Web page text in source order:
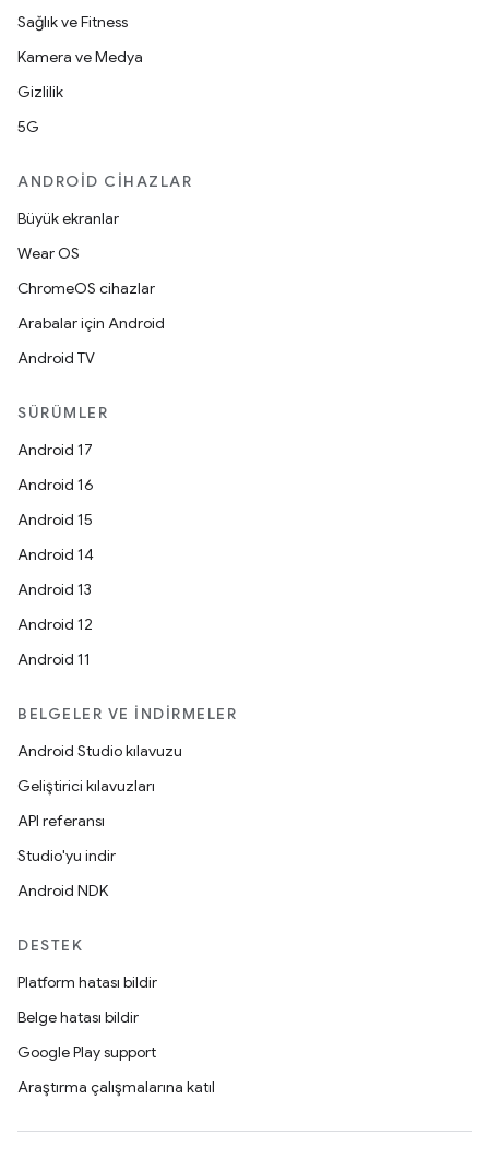
Sağlık ve Fitness
Kamera ve Medya
Gizlilik
5G
ANDROID CIHAZLAR
Büyük ekranlar
Wear OS
ChromeOS cihazlar
Arabalar için Android
Android TV
SÜRÜMLER
Android 17
Android 16
Android 15
Android 14
Android 13
Android 12
Android 11
BELGELER VE İNDIRMELER
Android Studio kılavuzu
Geliştirici kılavuzları
API referansı
Studio'yu indir
Android NDK
DESTEK
Platform hatası bildir
Belge hatası bildir
Google Play support
Araştırma çalışmalarına katıl